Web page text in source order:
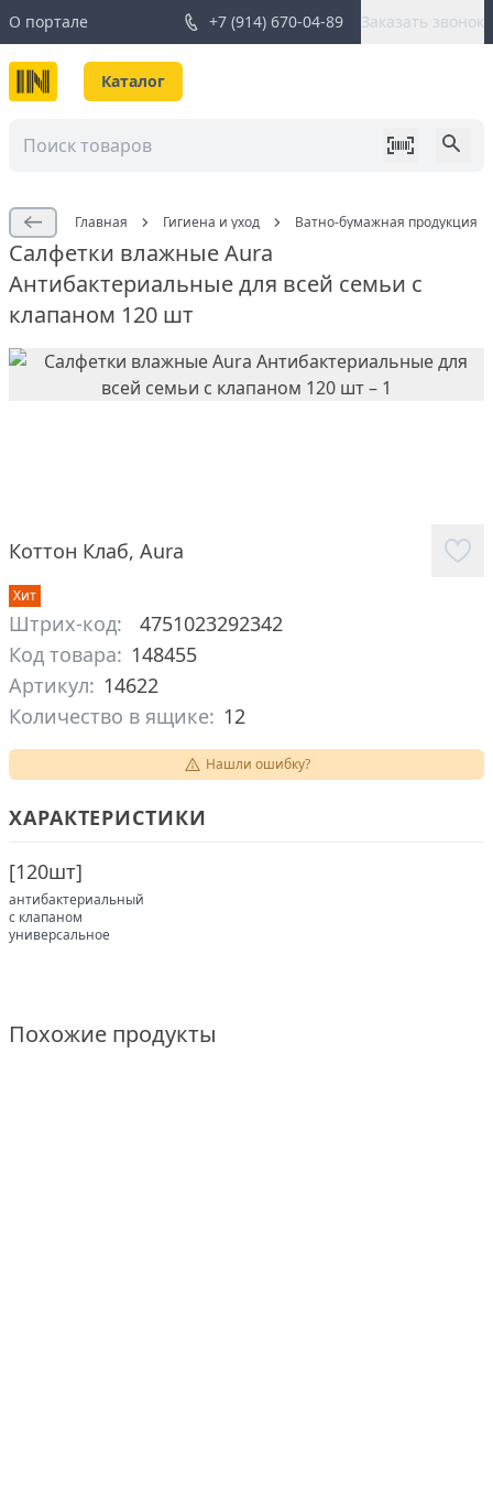
О портале +7 (914) 670-04-89 Заказать звонок
Каталог
Главная Гигиена и уход Ватно-бумажная продукция
Салфетки влажные Aura
Антибактериальные для всей семьи с
клапаном 120 шт
Коттон Клаб, Aura
Хит
Штрих-код:
4751023292342
Код товара: 148455
Артикул: 14622
Количество в ящике: 12
Нашли ошибку?
ХАРАКТЕРИСТИКИ
[120шт]
антибактериальный
с клапаном
универсальное
Похожие продукты